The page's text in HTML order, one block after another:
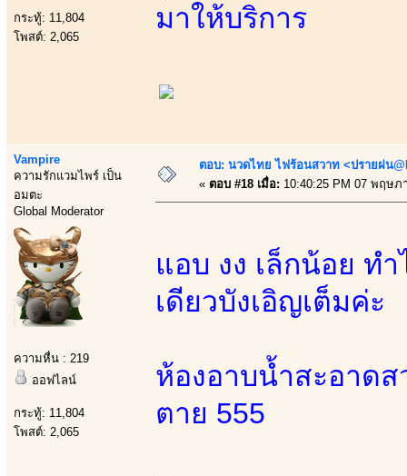
กระทู้: 11,804
โพสต์: 2,065
มาให้บริการ
Vampire
ความรักแวมไพร์ เป็น
อมตะ
Global Moderator
ความหื่น : 219
ออฟไลน์
กระทู้: 11,804
โพสต์: 2,065
ตอบ: นวดไทย ไฟร้อนสวาท <ปรายฝน
« ตอบ #18 เมื่อ: 10:40:25 PM 07 พฤษภ
แอบ งง เล็กน้อย ท
เดียวบังเอิญเต็มค่ะ
ห้องอาบน้ำสะอาด
ตาย 555